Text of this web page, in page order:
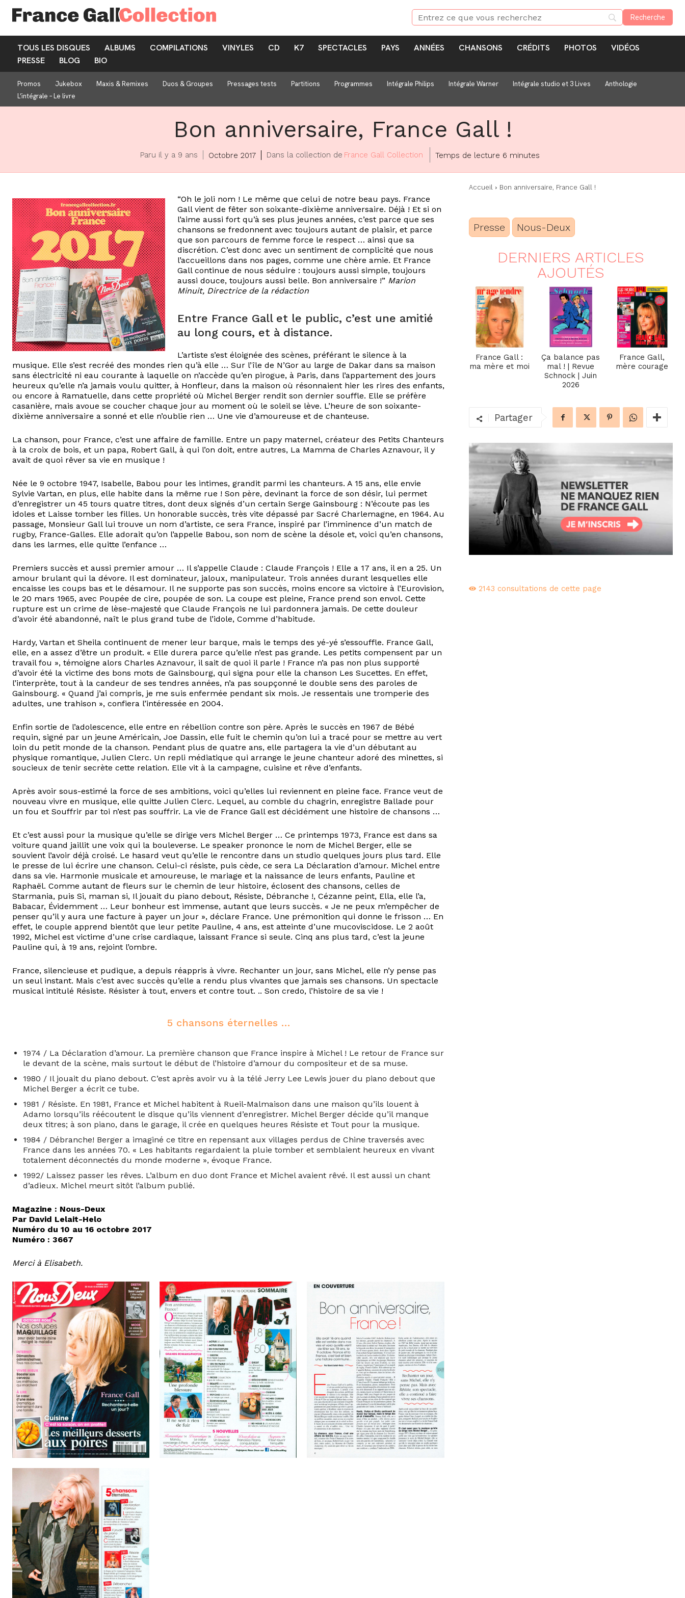
TOUS LES DISQUES ALBUMS COMPILATIONS VINYLES CD K7 SPECTACLES PAYS ANNÉES CHANSONS CRÉDITS PHOTOS
VIDÉOS
PRESSE
BLOG BIO
Promos Jukebox Maxis & Remixes Duos & Groupes Pressages tests Partitions Programmes Intégrale Philips Intégrale Warner Intégrale studio et 3 Lives
Anthologie
L’intégrale – Le livre
Bon anniversaire, France Gall !
Paru il y a 9 ans Octobre 2017 Dans la collection de France Gall Collection Temps de lecture 6 minutes
“Oh le joli nom ! Le même que celui de notre beau pays. France
Gall vient de fêter son soixante-dixième anniversaire. Déjà ! Et si on
l’aime aussi fort qu’à ses plus jeunes années, c’est parce que ses
chansons se fredonnent avec toujours autant de plaisir, et parce
que son parcours de femme force le respect … ainsi que sa
discrétion. C’est donc avec un sentiment de complicité que nous
l’accueillons dans nos pages, comme une chère amie. Et France
Gall continue de nous séduire : toujours aussi simple, toujours
aussi douce, toujours aussi belle. Bon anniversaire !” Marion
Minuit, Directrice de la rédaction
Entre France Gall et le public, c’est une amitié
au long cours, et à distance.
L’artiste s’est éloignée des scènes, préférant le silence à la
musique. Elle s’est recréé des mondes rien qu’à elle … Sur l’île de N’Gor au large de Dakar dans sa maison
sans électricité ni eau courante à laquelle on n’accède qu’en pirogue, à Paris, dans l’appartement des jours
heureux qu’elle n’a jamais voulu quitter, à Honfleur, dans la maison où résonnaient hier les rires des enfants,
ou encore à Ramatuelle, dans cette propriété où Michel Berger rendit son dernier souffle. Elle se préfère
casanière, mais avoue se coucher chaque jour au moment où le soleil se lève. L’heure de son soixante-
dixième anniversaire a sonné et elle n’oublie rien … Une vie d’amoureuse et de chanteuse.
La chanson, pour France, c’est une affaire de famille. Entre un papy maternel, créateur des Petits Chanteurs
à la croix de bois, et un papa, Robert Gall, à qui l’on doit, entre autres, La Mamma de Charles Aznavour, il y
avait de quoi rêver sa vie en musique !
Née le 9 octobre 1947, Isabelle, Babou pour les intimes, grandit parmi les chanteurs. A 15 ans, elle envie
Sylvie Vartan, en plus, elle habite dans la même rue ! Son père, devinant la force de son désir, lui permet
d’enregistrer un 45 tours quatre titres, dont deux signés d’un certain Serge Gainsbourg : N’écoute pas les
idoles et Laisse tomber les filles. Un honorable succès, très vite dépassé par Sacré Charlemagne, en 1964. Au
passage, Monsieur Gall lui trouve un nom d’artiste, ce sera France, inspiré par l’imminence d’un match de
rugby, France-Galles. Elle adorait qu’on l’appelle Babou, son nom de scène la désole et, voici qu’en chansons,
dans les larmes, elle quitte l’enfance …
Premiers succès et aussi premier amour … Il s’appelle Claude : Claude François ! Elle a 17 ans, il en a 25. Un
amour brulant qui la dévore. Il est dominateur, jaloux, manipulateur. Trois années durant lesquelles elle
encaisse les coups bas et le désamour. Il ne supporte pas son succès, moins encore sa victoire à l’Eurovision,
le 20 mars 1965, avec Poupée de cire, poupée de son. La coupe est pleine, France prend son envol. Cette
rupture est un crime de lèse-majesté que Claude François ne lui pardonnera jamais. De cette douleur
d’avoir été abandonné, naît le plus grand tube de l’idole, Comme d’habitude.
Hardy, Vartan et Sheila continuent de mener leur barque, mais le temps des yé-yé s’essouffle. France Gall,
elle, en a assez d’être un produit. « Elle durera parce qu’elle n’est pas grande. Les petits compensent par un
travail fou », témoigne alors Charles Aznavour, il sait de quoi il parle ! France n’a pas non plus supporté
d’avoir été la victime des bons mots de Gainsbourg, qui signa pour elle la chanson Les Sucettes. En effet,
l’interprète, tout à la candeur de ses tendres années, n’a pas soupçonné le double sens des paroles de
Gainsbourg. « Quand j’ai compris, je me suis enfermée pendant six mois. Je ressentais une tromperie des
adultes, une trahison », confiera l’intéressée en 2004.
Enfin sortie de l’adolescence, elle entre en rébellion contre son père. Après le succès en 1967 de Bébé
requin, signé par un jeune Américain, Joe Dassin, elle fuit le chemin qu’on lui a tracé pour se mettre au vert
loin du petit monde de la chanson. Pendant plus de quatre ans, elle partagera la vie d’un débutant au
physique romantique, Julien Clerc. Un repli médiatique qui arrange le jeune chanteur adoré des minettes, si
soucieux de tenir secrète cette relation. Elle vit à la campagne, cuisine et rêve d’enfants.
Après avoir sous-estimé la force de ses ambitions, voici qu’elles lui reviennent en pleine face. France veut de
nouveau vivre en musique, elle quitte Julien Clerc. Lequel, au comble du chagrin, enregistre Ballade pour
un fou et Souffrir par toi n’est pas souffrir. La vie de France Gall est décidément une histoire de chansons …
Et c’est aussi pour la musique qu’elle se dirige vers Michel Berger … Ce printemps 1973, France est dans sa
voiture quand jaillit une voix qui la bouleverse. Le speaker prononce le nom de Michel Berger, elle se
souvient l’avoir déjà croisé. Le hasard veut qu’elle le rencontre dans un studio quelques jours plus tard. Elle
le presse de lui écrire une chanson. Celui-ci résiste, puis cède, ce sera La Déclaration d’amour. Michel entre
dans sa vie. Harmonie musicale et amoureuse, le mariage et la naissance de leurs enfants, Pauline et
Raphaël. Comme autant de fleurs sur le chemin de leur histoire, éclosent des chansons, celles de
Starmania, puis Si, maman si, Il jouait du piano debout, Résiste, Débranche !, Cézanne peint, Ella, elle l’a,
Babacar, Évidemment … Leur bonheur est immense, autant que leurs succès. « Je ne peux m’empêcher de
penser qu’il y aura une facture à payer un jour », déclare France. Une prémonition qui donne le frisson … En
effet, le couple apprend bientôt que leur petite Pauline, 4 ans, est atteinte d’une mucoviscidose. Le 2 août
1992, Michel est victime d’une crise cardiaque, laissant France si seule. Cinq ans plus tard, c’est la jeune
Pauline qui, à 19 ans, rejoint l’ombre.
France, silencieuse et pudique, a depuis réappris à vivre. Rechanter un jour, sans Michel, elle n’y pense pas
un seul instant. Mais c’est avec succès qu’elle a rendu plus vivantes que jamais ses chansons. Un spectacle
musical intitulé Résiste. Résister à tout, envers et contre tout. .. Son credo, l’histoire de sa vie !
5 chansons éternelles …
1974 / La Déclaration d’amour. La première chanson que France inspire à Michel ! Le retour de France sur
le devant de la scène, mais surtout le début de l’histoire d’amour du compositeur et de sa muse.
1980 / Il jouait du piano debout. C’est après avoir vu à la télé Jerry Lee Lewis jouer du piano debout que
Michel Berger a écrit ce tube.
1981 / Résiste. En 1981, France et Michel habitent à Rueil-Malmaison dans une maison qu’ils louent à
Adamo lorsqu’ils réécoutent le disque qu’ils viennent d’enregistrer. Michel Berger décide qu’il manque
deux titres; à son piano, dans le garage, il crée en quelques heures Résiste et Tout pour la musique.
1984 / Débranche! Berger a imaginé ce titre en repensant aux villages perdus de Chine traversés avec
France dans les années 70. « Les habitants regardaient la pluie tomber et semblaient heureux en vivant
totalement déconnectés du monde moderne », évoque France.
1992/ Laissez passer les rêves. L’album en duo dont France et Michel avaient rêvé. Il est aussi un chant
d’adieux. Michel meurt sitôt l’album publié.
Magazine : Nous-Deux
Par David Lelait-Helo
Numéro du 10 au 16 octobre 2017
Numéro : 3667
Merci à Elisabeth.
Accueil Bon anniversaire, France Gall !
Presse Nous-Deux
DERNIERS ARTICLES
AJOUTÉS
France Gall :
ma mère et moi
Ça balance pas
mal ! | Revue
Schnock | Juin
2026
France Gall,
mère courage
Partager
2143 consultations de cette page